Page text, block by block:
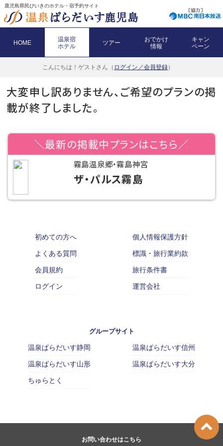
鹿児島県民びいきのホテル・宿予約サイト
HOME
温泉宿
ホテル
ツアー
おでかけ
情報
キャン
ペーン
こんにちは！ ゲストさん（ ログイン／会員登録）
大変申し訳ありません、ご希望のプランの掲
載が終了しました。
＼最新の掲載中プランはこちら／
霧島温泉郷・霧島神宮
ザ・パルス霧島
初めての方へ
よくある質問
会員規約
ログイン
個人情報保護方針
標識・旅行業約款
旅行条件書
運営会社
グループサイト
温泉ぱらだいす静岡
温泉ぱらだいす山形
ちゅらとく
温泉ぱらだいす信州
温泉ぱらだいす大分
お問い合わせはこちら